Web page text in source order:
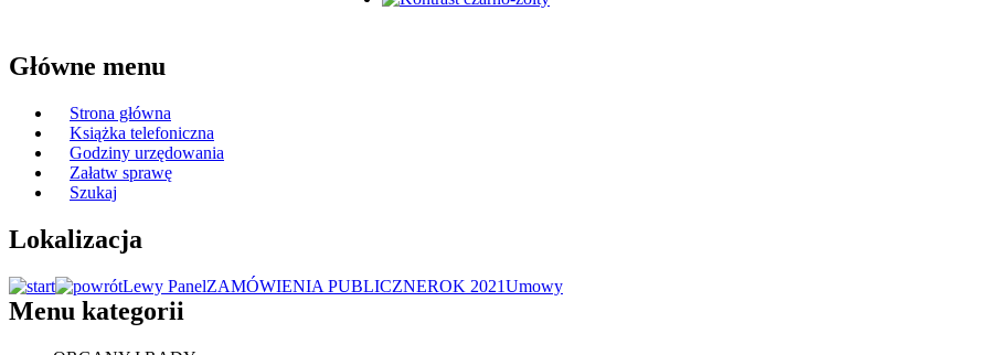
Główne menu
Strona główna
Książka telefoniczna
Godziny urzędowania
Załatw sprawę
Szukaj
Lokalizacja
Lewy PanelZAMÓWIENIA PUBLICZNEROK 2021Umowy
Menu kategorii